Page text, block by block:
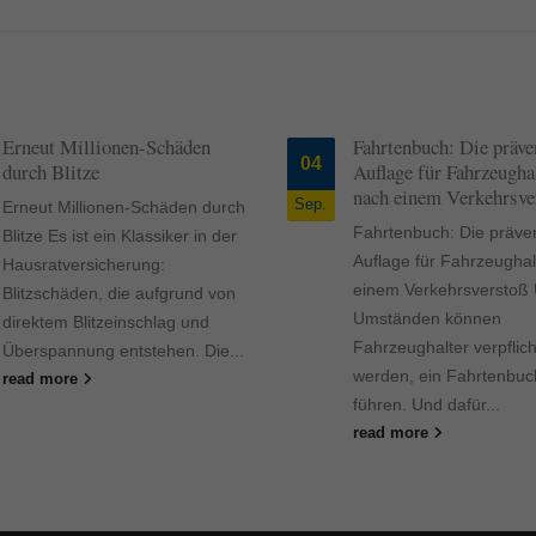
Fahrtenbuch: Die präventive
Auflage für Fahrzeughalter
nach einem Verkehrsverstoß
Fahrtenbuch: Die präventive
Auflage für Fahrzeughalter nach
einem Verkehrsverstoß Unter
Umständen können
Fahrzeughalter verpflichtet
werden, ein Fahrtenbuch zu
12
Okt.
Unternehmer
größten
Unternehmer
größten Rechtsrisiken
Rechtsstreitigkeiten
auch Unternehmer
Selbstständige. In
Rechtsbereichen die
Risiken liegen, zeigt
read more